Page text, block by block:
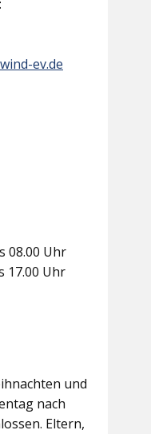
ev.de
08.00 Uhr
17.00 Uhr
und
nach
Eltern,